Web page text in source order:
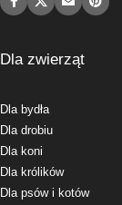
Dla zwierząt
Dla bydła
Dla drobiu
Dla koni
Dla królików
Dla psów i kotów